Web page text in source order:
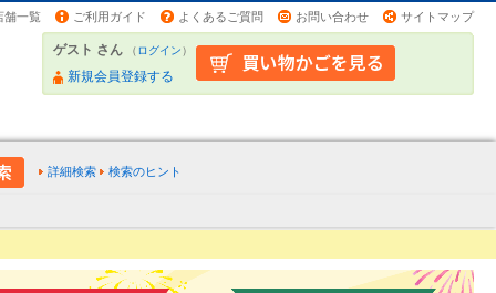
舗一覧 ご利用ガイド よくあるご質問 お問い合わせ サイトマップ
ゲスト さん （ログイン）
新規会員登録する
詳細検索 検索のヒント